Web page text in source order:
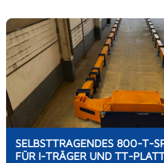
SELBSTTRAGENDES 800-T-
FÜR I-TRÄGER UND TT-